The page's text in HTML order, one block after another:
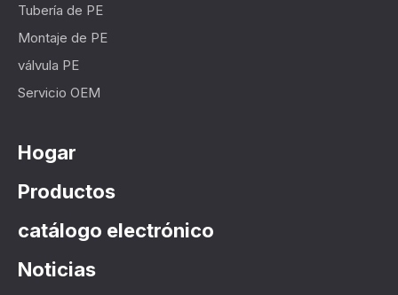
Tubería de PE
Montaje de PE
válvula PE
Servicio OEM
Hogar
Productos
catálogo electrónico
Noticias